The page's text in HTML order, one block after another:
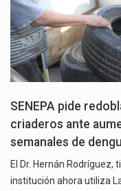
SENEPA pide
criaderos ante
semanales de
El Dr. Hernán Rodríguez,
institución ahora utiliza